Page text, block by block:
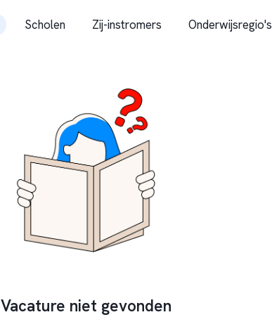
Scholen Zij-instromers Onderwijsregio's
Vacature niet gevonden